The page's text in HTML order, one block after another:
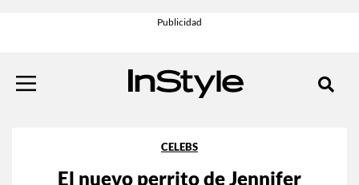
CELEBS
El nuevo perrito de Jennifer